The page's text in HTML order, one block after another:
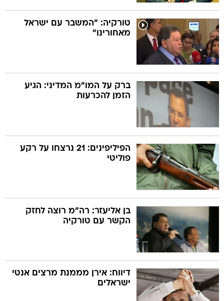
טורקיה: "המשבר עם ישראל
מאחורינו"
ברק על המו"מ המדיני: הגיע
הזמן להכרעות
הפיליפינים: 21 נרצחו על רקע
פוליטי
בן אליעזר: רה"מ רוצה לחזק
הקשר עם טורקיה
דיווח: אירן מממנת מרצים אנטי
ישראלים